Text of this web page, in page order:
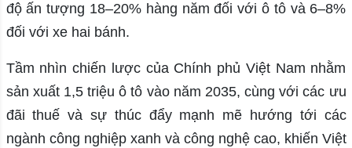
độ ấn tượng 18–20% hàng năm đối với ô tô và 6–8%
đối với xe hai bánh.
Tầm nhìn chiến lược của Chính phủ Việt Nam nhằm
sản xuất 1,5 triệu ô tô vào năm 2035, cùng với các ưu
đãi thuế và sự thúc đẩy mạnh mẽ hướng tới các
ngành công nghiệp xanh và công nghệ cao, khiến Việt